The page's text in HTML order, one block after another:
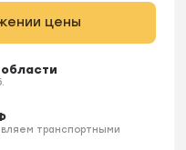
цены
транспортными